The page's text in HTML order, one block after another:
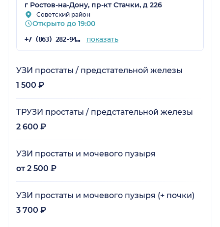
г Ростов-на-Дону, пр-кт Стачки, д 226
Советский район
Открыто до 19:00
+7 (863) 282-94-43 показать
УЗИ простаты / предстательной железы
1 500 ₽
ТРУЗИ простаты / предстательной железы
2 600 ₽
УЗИ простаты и мочевого пузыря
от 2 500 ₽
УЗИ простаты и мочевого пузыря (+ почки)
3 700 ₽